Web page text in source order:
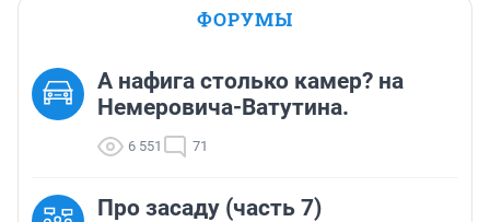
ФОРУМЫ
А нафига столько камер? на
Немеровича-Ватутина.
6 551 71
Про засаду (часть 7)